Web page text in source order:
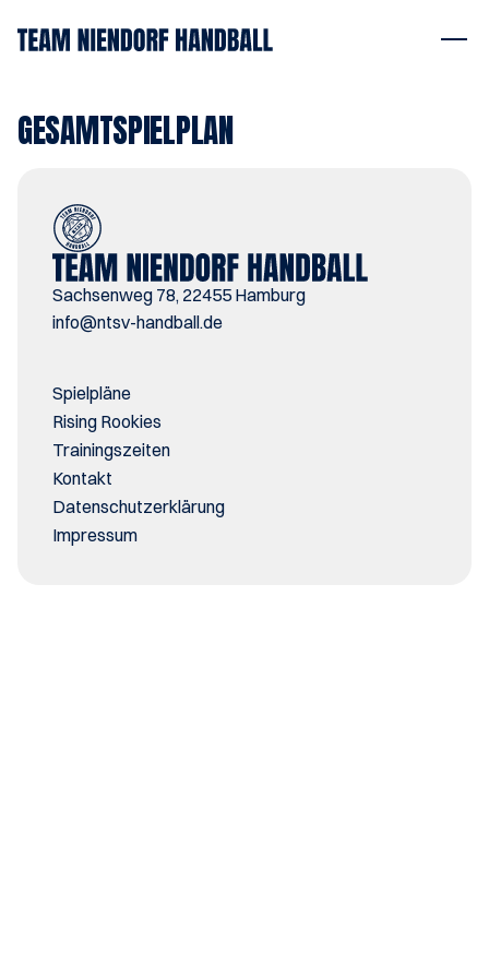
GESAMTSPIELPLAN
Sachsenweg 78, 22455 Hamburg
info@ntsv-handball.de
Spielpläne
Rising Rookies
Trainingszeiten
Kontakt
Datenschutzerklärung
Impressum